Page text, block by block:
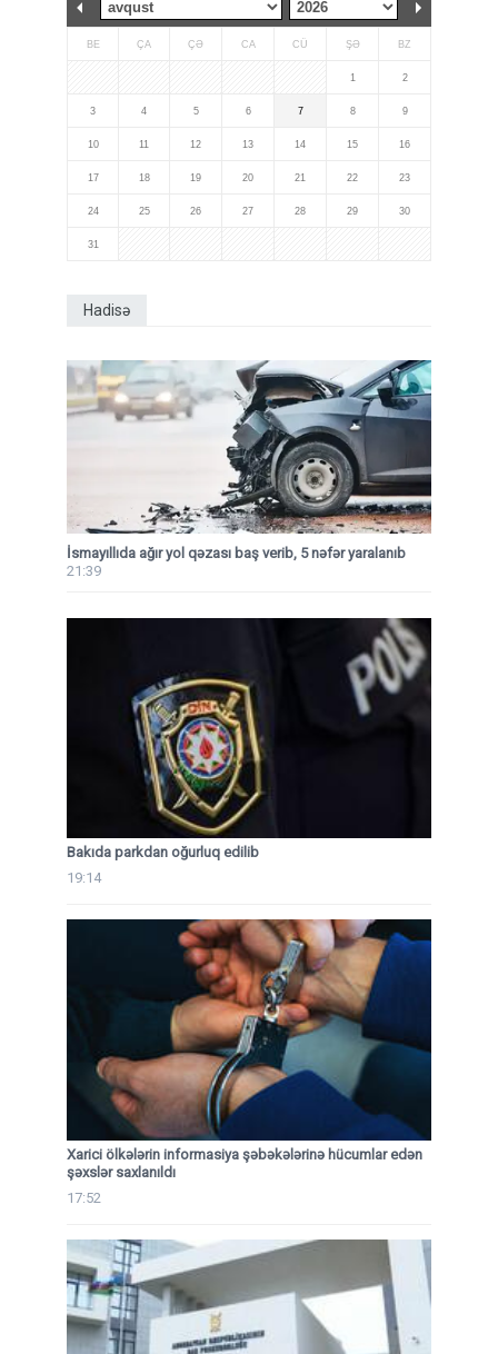
BE ÇA ÇƏ CA CÜ ŞƏ BZ
1 2
3 4 5 6 7 8 9
10 11 12 13 14 15 16
17 18 19 20 21 22 23
24 25 26 27 28 29 30
31
Hadisə
İsmayıllıda ağır yol qəzası baş verib, 5 nəfər yaralanıb
21:39
Bakıda parkdan oğurluq edilib
19:14
Xarici ölkələrin informasiya şəbəkələrinə hücumlar edən
şəxslər saxlanıldı
17:52